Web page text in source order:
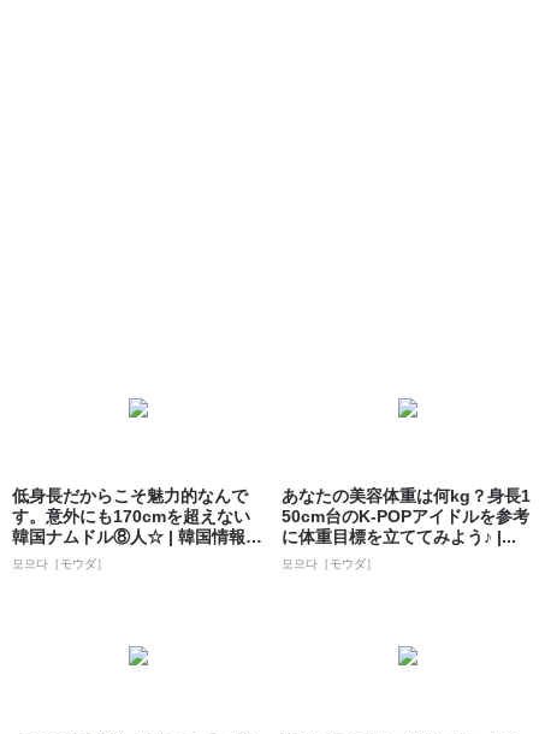
低身長だからこそ魅力的なんで
す。意外にも170cmを超えない
韓国ナムドル⑧人☆ | 韓国情報サ
イト...
모으다［モウダ］
あなたの美容体重は何kg？身長1
50cm台のK-POPアイドルを参考
に体重目標を立ててみよう♪ |...
모으다［モウダ］